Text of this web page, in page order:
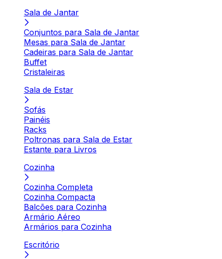
Sala de Jantar
Conjuntos para Sala de Jantar
Mesas para Sala de Jantar
Cadeiras para Sala de Jantar
Buffet
Cristaleiras
Sala de Estar
Sofás
Painéis
Racks
Poltronas para Sala de Estar
Estante para Livros
Cozinha
Cozinha Completa
Cozinha Compacta
Balcões para Cozinha
Armário Aéreo
Armários para Cozinha
Escritório